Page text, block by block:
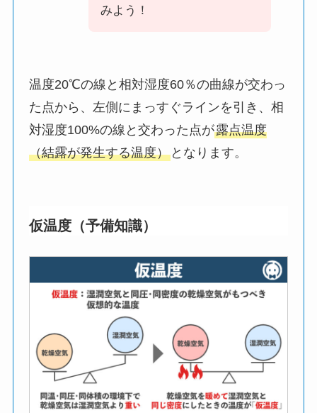
みよう！
温度20℃の線と相対湿度60％の曲線が交わっ
た点から、左側にまっすぐラインを引き、相
対湿度100%の線と交わった点が露点温度
（結露が発生する温度） となります。
仮温度（予備知識）